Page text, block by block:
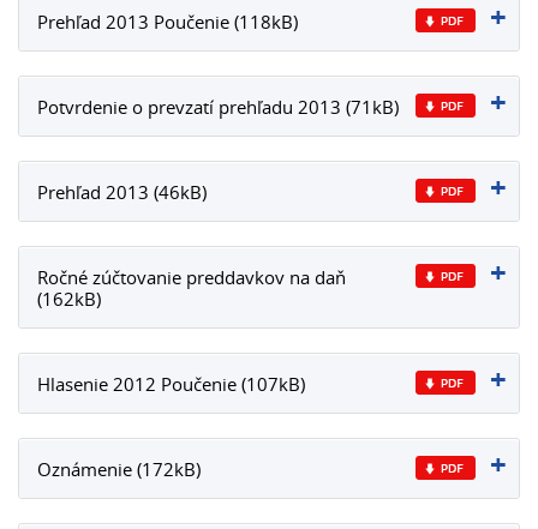
Prehľad 2013 Poučenie (118kB)
Potvrdenie o prevzatí prehľadu 2013 (71kB)
Prehľad 2013 (46kB)
Ročné zúčtovanie preddavkov na daň
(162kB)
Hlasenie 2012 Poučenie (107kB)
Oznámenie (172kB)